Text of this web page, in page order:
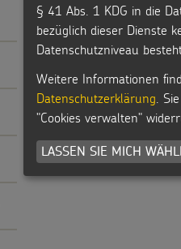
§ 41 Abs. 1 KDG in die
bezüglich dieser Dienste
Datenschutzniveau
Weitere Informationen
Datenschutzerklärung .
"Cookies verwalten"
LASSEN SIE MICH